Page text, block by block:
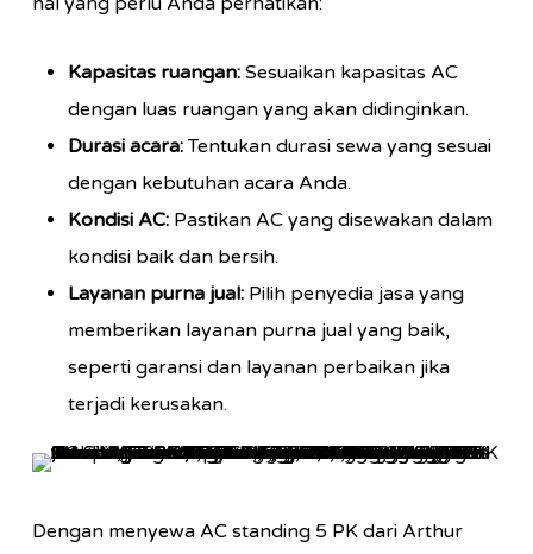
Kapasitas ruangan:Sesuaikan kapasitas AC
dengan luas ruangan yang akan didinginkan.
Durasi acara:Tentukan durasi sewa yang sesuai
dengan kebutuhan acara Anda.
Kondisi AC:Pastikan AC yang disewakan dalam
kondisi baik dan bersih.
Layanan purna jual:Pilih penyedia jasa yang
memberikan layanan purna jual yang baik,
seperti garansi dan layanan perbaikan jika
terjadi kerusakan.
Dengan menyewa AC standing 5 PK dari Arthur